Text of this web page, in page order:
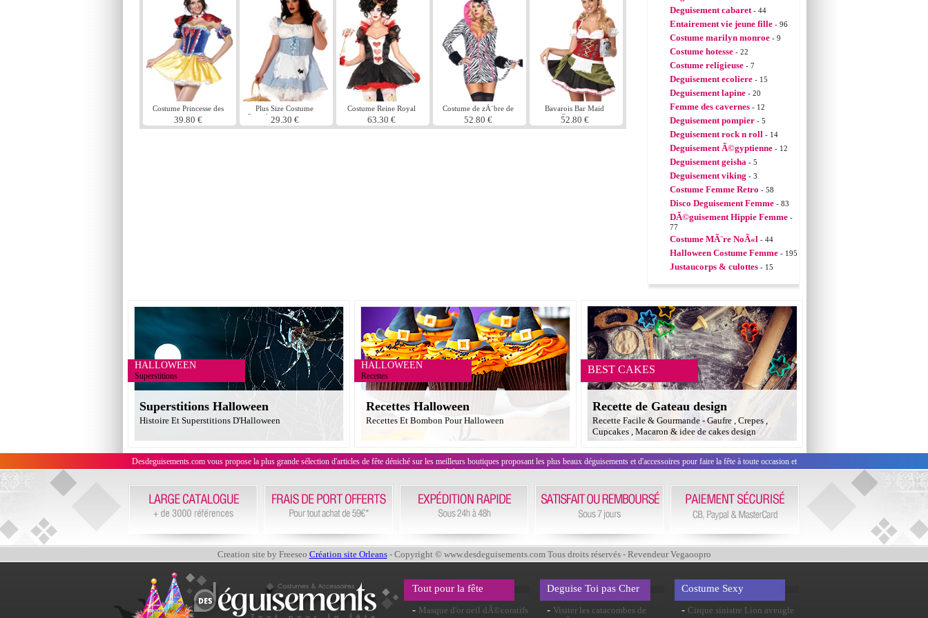
Costume Princesse des
neiges
39.80 €
Plus Size Costume
Sweetheart romanesque
(FC)
29.30 €
Costume Reine Royal
63.30 €
Costume de zÃ¨bre de
savane
52.80 €
Bavarois Bar Maid
Costume
52.80 €
Deguisement cabaret - 44
Entairement vie jeune fille - 96
Costume marilyn monroe - 9
Costume hotesse - 22
Costume religieuse - 7
Deguisement ecoliere - 15
Deguisement lapine - 20
Femme des cavernes - 12
Deguisement pompier - 5
Deguisement rock n roll - 14
Deguisement Ã©gyptienne - 12
Deguisement geisha - 5
Deguisement viking - 3
Costume Femme Retro - 58
Disco Deguisement Femme - 83
DÃ©guisement Hippie Femme -
77
Costume MÃ¨re NoÃ«l - 44
Halloween Costume Femme - 195
Justaucorps & culottes - 15
HALLOWEEN
Superstitions
Superstitions Halloween
Histoire Et Superstitions D'Halloween
HALLOWEEN
Recettes
Recettes Halloween
Recettes Et Bombon Pour Halloween
BEST CAKES
Recette de Gateau design
Recette Facile & Gourmande - Gaufre , Crepes ,
Cupcakes , Macaron & idee de cakes design
Desdeguisements.com vous propose la plus grande sélection d'articles de fête déniché sur les meilleurs boutiques proposant les plus beaux déguisements et d'accessoires pour faire la fête à toute occasion et
évènement !
Creation site by Freeseo Création site Orleans- Copyright © www.desdeguisements.com Tous droits réservés - Revendeur Vegaoopro
Tout pour la fête
- Masque d'or oeil dÃ©coratifs
Deguise Toi pas Cher
- Visiter les catacombes de
Costume Sexy
- Cirque sinistre Lion aveugle